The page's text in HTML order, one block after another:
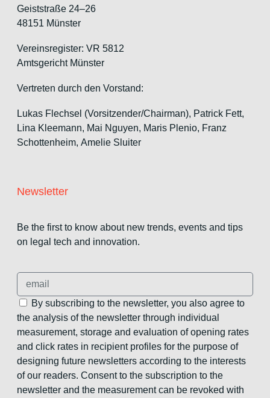
Geiststraße 24–26
48151 Münster
Vereinsregister: VR 5812
Amtsgericht Münster
Vertreten durch den Vorstand:
Lukas Flechsel (Vorsitzender/Chairman), Patrick Fett,
Lina Kleemann, Mai Nguyen, Maris Plenio, Franz
Schottenheim, Amelie Sluiter
Newsletter
Be the first to know about new trends, events and tips
on legal tech and innovation.
By subscribing to the newsletter, you also agree to
the analysis of the newsletter through individual
measurement, storage and evaluation of opening rates
and click rates in recipient profiles for the purpose of
designing future newsletters according to the interests
of our readers. Consent to the subscription to the
newsletter and the measurement can be revoked with